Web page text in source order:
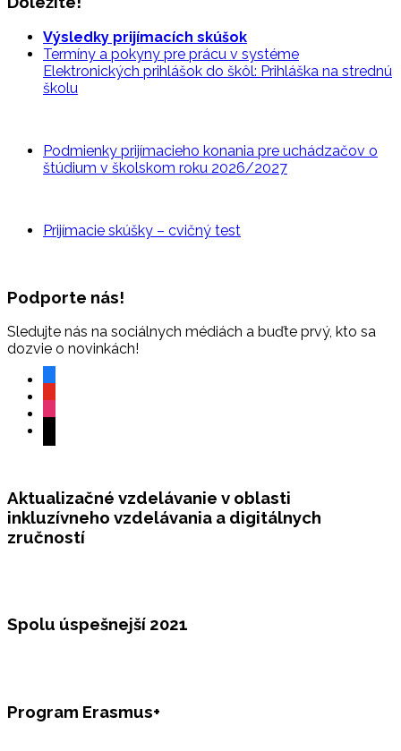
Výsledky prijímacích skúšok
Termíny a pokyny pre prácu v systéme
Elektronických prihlášok do škôl: Prihláška na strednú
školu
Podmienky prijímacieho konania pre uchádzačov o
štúdium v školskom roku 2026/2027
Prijímacie skúšky – cvičný test
Podporte nás!
Sledujte nás na sociálnych médiách a buďte prvý, kto sa
dozvie o novinkách!
facebook
youtube
instagram
Aktualizačné vzdelávanie v oblasti
inkluzívneho vzdelávania a digitálnych
zručností
Spolu úspešnejší 2021
Program Erasmus+